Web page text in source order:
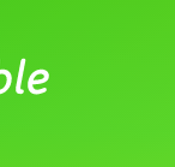
ログイン